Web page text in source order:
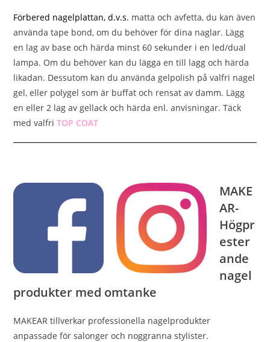
Förbered nagelplattan, d.v.s. matta och avfetta, du kan även
använda tape bond, om du behöver för dina naglar. Lägg
en lag av base och härda minst 60 sekunder i en led/dual
lampa. Om du behöver kan du lägga en till lagg och härda
likadan. Dessutom kan du använda gelpolish på valfri nagel
gel, eller polygel som är buffat och rensat av damm. Lägg
en eller 2 lag av gellack och härda enl. anvisningar. Täck
med valfriTOP COAT
MAKE
AR-
Högpr
ester
ande
nagel
produkter med omtanke
MAKEAR tillverkar professionella nagelprodukter
anpassade för salonger och noggranna stylister.